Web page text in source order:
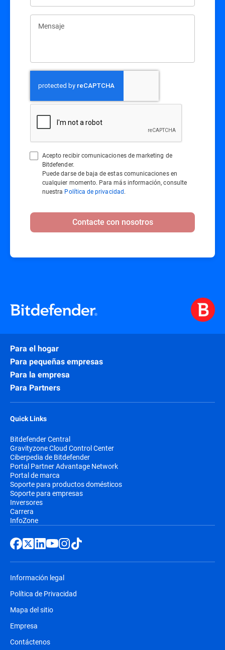
Mensaje
Acepto recibir comunicaciones de marketing de
Bitdefender.
Puede darse de baja de estas comunicaciones en
cualquier momento. Para más información, consulte
nuestra Política de privacidad.
Contacte con nosotros
Para el hogar
Para pequeñas empresas
Para la empresa
Para Partners
Quick Links
Bitdefender Central
Gravityzone Cloud Control Center
Ciberpedia de Bitdefender
Portal Partner Advantage Network
Portal de marca
Soporte para productos domésticos
Soporte para empresas
Inversores
Carrera
InfoZone
Información legal
Política de Privacidad
Mapa del sitio
Empresa
Contáctenos